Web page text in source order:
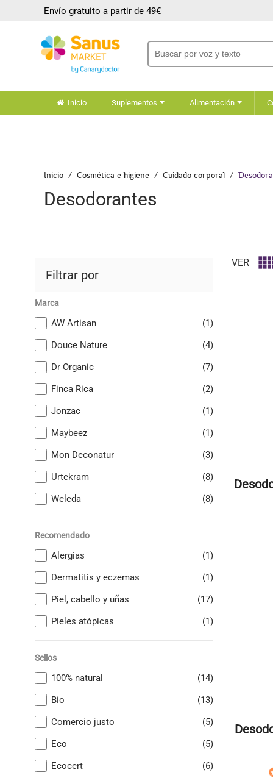
Envío gratuito a partir de 49€
Inicio Suplementos Alimentación
Inicio Cosmética e higiene Cuidado corporal
Desodorantes
Filtrar por
Marca
AW Artisan
(1)
Douce Nature
(4)
Dr Organic
(7)
Finca Rica
(2)
Jonzac
(1)
Maybeez
(1)
Mon Deconatur
(3)
Urtekram
(8)
Weleda
(8)
Recomendado
Alergias
(1)
Dermatitis y eczemas
(1)
Piel, cabello y uñas
(17)
Pieles atópicas
(1)
Sellos
100% natural
(14)
Bio
(13)
Comercio justo
(5)
Eco
(5)
Ecocert
(6)
VER